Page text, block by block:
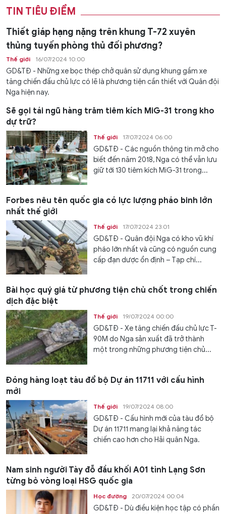
TIN TIÊU ĐIỂM
Thiết giáp hạng nặng trên khung T-72 xuyên
thủng tuyến phòng thủ đối phương?
Thế giới 16/07/2024 10:00
GD&TĐ - Những xe bọc thép chở quân sử dụng khung gầm xe
tăng chiến đấu chủ lực có lẽ là phương tiện cần thiết với Quân đội
Nga hiện nay.
Sẽ gọi tái ngũ hàng trăm tiêm kích MiG-31 trong kho
dự trữ?
Thế giới 17/07/2024 06:00
GD&TĐ - Các nguồn thông tin mở cho
biết đến năm 2018, Nga có thể vẫn lưu
giữ tới 130 tiêm kích MiG-31 trong...
Forbes nêu tên quốc gia có lực lượng pháo binh lớn
nhất thế giới
Thế giới 17/07/2024 23:01
GD&TĐ - Quân đội Nga có kho vũ khí
pháo lớn nhất và cũng có nguồn cung
cấp đạn dược ổn định – Tạp chí...
Bài học quý giá từ phương tiện chủ chốt trong chiến
dịch đặc biệt
Thế giới 19/07/2024 00:00
GD&TĐ - Xe tăng chiến đấu chủ lực T-
90M do Nga sản xuất đã trở thành
một trong những phương tiện chủ...
Đóng hàng loạt tàu đổ bộ Dự án 11711 với cấu hình
mới
Thế giới 19/07/2024 08:00
GD&TĐ - Cấu hình mới của tàu đổ bộ
Dự án 11711 mang lại khả năng tác
chiến cao hơn cho Hải quân Nga.
Nam sinh người Tày đỗ đầu khối A01 tỉnh Lạng Sơn
từng bỏ vòng loại HSG quốc gia
Học đường 20/07/2024 00:04
GD&TĐ - Dù điều kiện học tập có phần